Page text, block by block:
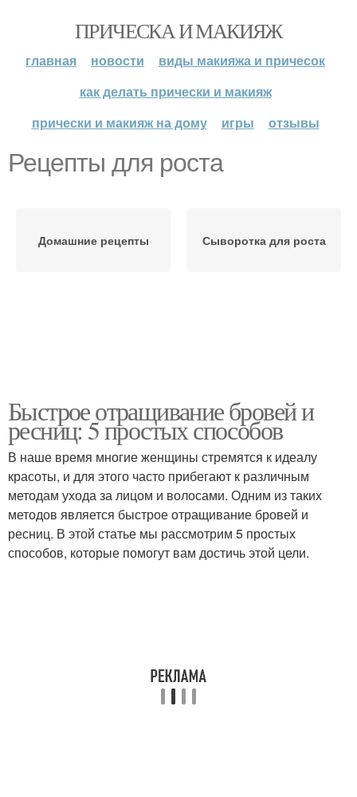
ПРИЧЕСКА И МАКИЯЖ
главная новости
виды макияжа и причесок
как делать прически и макияж
прически и макияж на дому
игры отзывы
Рецепты для роста
Домашние рецепты Сыворотка для роста
Быстрое отращивание бровей и
ресниц: 5 простых способов
В наше время многие женщины стремятся к идеалу
красоты, и для этого часто прибегают к различным
методам ухода за лицом и волосами. Одним из таких
методов является быстрое отращивание бровей и
ресниц. В этой статье мы рассмотрим 5 простых
способов, которые помогут вам достичь этой цели.